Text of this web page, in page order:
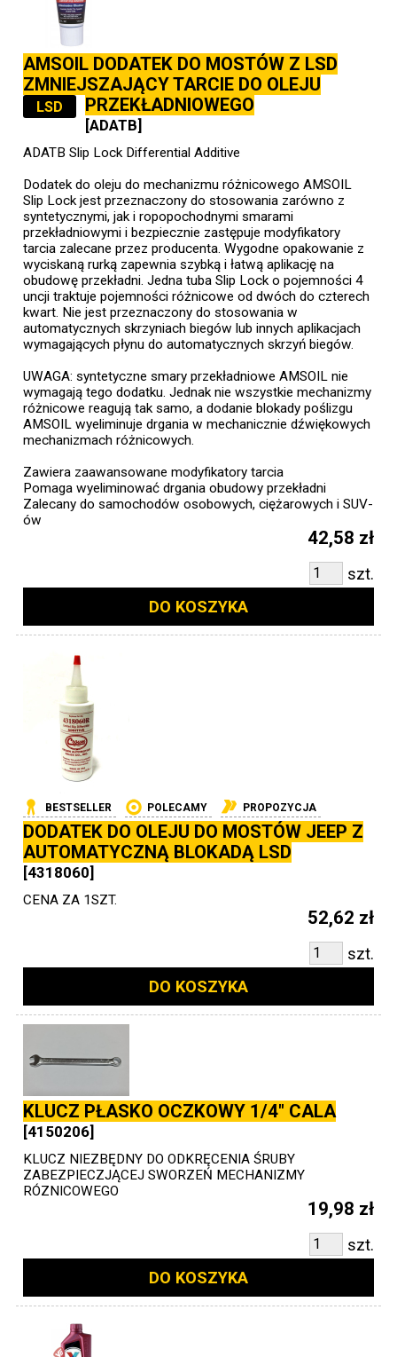
AMSOIL DODATEK DO MOSTÓW Z LSD
ZMNIEJSZAJĄCY TARCIE DO OLEJU
PRZEKŁADNIOWEGO
LSD
[ADATB]
ADATB Slip Lock Differential Additive
Dodatek do oleju do mechanizmu różnicowego AMSOIL
Slip Lock jest przeznaczony do stosowania zarówno z
syntetycznymi, jak i ropopochodnymi smarami
przekładniowymi i bezpiecznie zastępuje modyfikatory
tarcia zalecane przez producenta. Wygodne opakowanie z
wyciskaną rurką zapewnia szybką i łatwą aplikację na
obudowę przekładni. Jedna tuba Slip Lock o pojemności 4
uncji traktuje pojemności różnicowe od dwóch do czterech
kwart. Nie jest przeznaczony do stosowania w
automatycznych skrzyniach biegów lub innych aplikacjach
wymagających płynu do automatycznych skrzyń biegów.
UWAGA: syntetyczne smary przekładniowe AMSOIL nie
wymagają tego dodatku. Jednak nie wszystkie mechanizmy
różnicowe reagują tak samo, a dodanie blokady poślizgu
AMSOIL wyeliminuje drgania w mechanicznie dźwiękowych
mechanizmach różnicowych.
Zawiera zaawansowane modyfikatory tarcia
Pomaga wyeliminować drgania obudowy przekładni
Zalecany do samochodów osobowych, ciężarowych i SUV-
ów
42,58 zł
szt.
DO KOSZYKA
BESTSELLER POLECAMY PROPOZYCJA
DODATEK DO OLEJU DO MOSTÓW JEEP Z
AUTOMATYCZNĄ BLOKADĄ LSD
[4318060]
CENA ZA 1SZT.
52,62 zł
szt.
DO KOSZYKA
KLUCZ PŁASKO OCZKOWY 1/4" CALA
[4150206]
KLUCZ NIEZBĘDNY DO ODKRĘCENIA ŚRUBY
ZABEZPIECZJĄCEJ SWORZEŃ MECHANIZMY
RÓZNICOWEGO
19,98 zł
szt.
DO KOSZYKA